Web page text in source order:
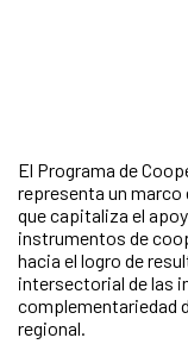
El Programa de
representa un
que capitaliza el
instrumentos de
hacia el logro de
intersectorial de las
complementariedad
regional.